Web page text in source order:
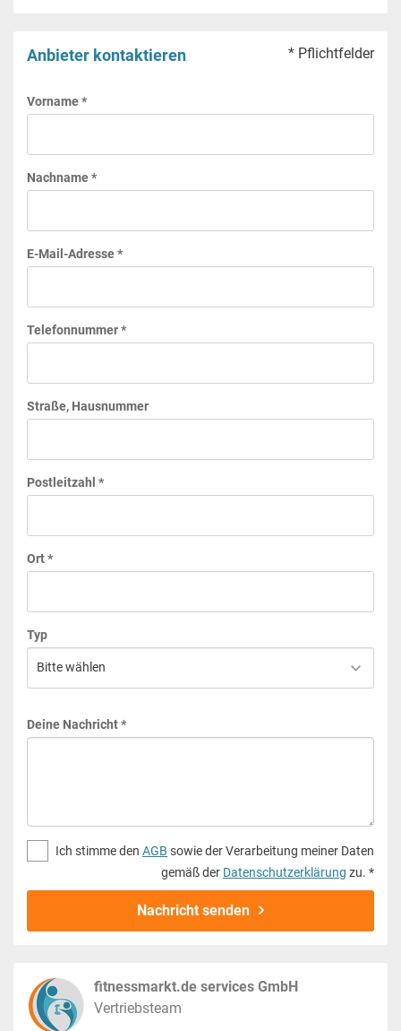
Anbieter kontaktieren * Pflichtfelder
Vorname *
Nachname *
E-Mail-Adresse *
Telefonnummer *
Straße, Hausnummer
Postleitzahl *
Ort *
Typ
Deine Nachricht *
Ich stimme den AGB sowie der Verarbeitung meiner Daten
gemäß der Datenschutzerklärung zu. *
Nachricht senden
fitnessmarkt.de services GmbH
Vertriebsteam